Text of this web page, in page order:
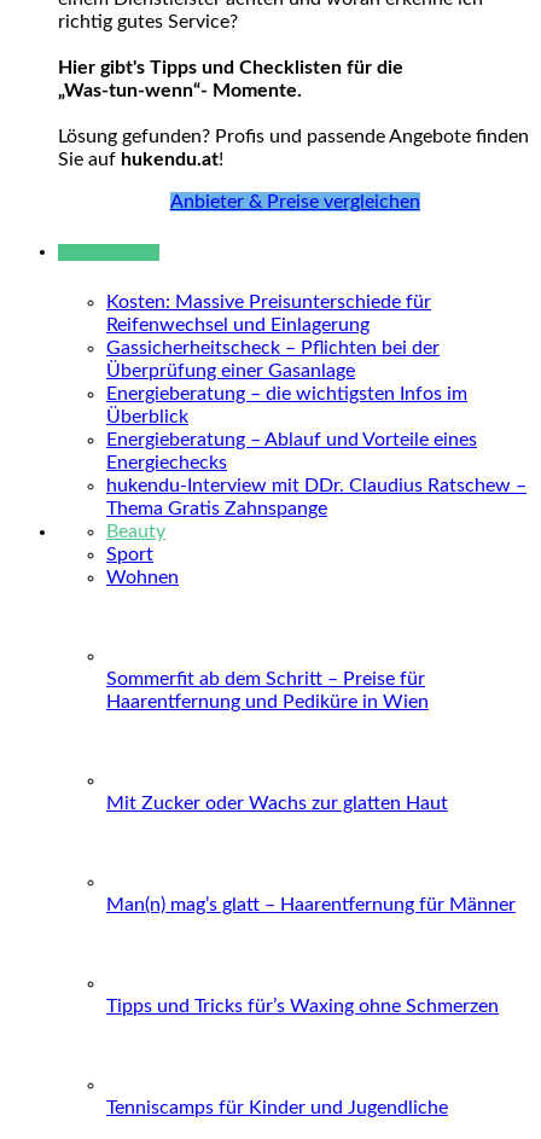
richtig gutes Service?
Hier gibt's Tipps und Checklisten für die
„Was-tun-wenn“- Momente.
Lösung gefunden? Profis und passende Angebote finden
Sie auf hukendu.at!
Anbieter & Preise vergleichen
Kosten: Massive Preisunterschiede für
Reifenwechsel und Einlagerung
Gassicherheitscheck – Pflichten bei der
Überprüfung einer Gasanlage
Energieberatung – die wichtigsten Infos im
Überblick
Energieberatung – Ablauf und Vorteile eines
Energiechecks
hukendu-Interview mit DDr. Claudius Ratschew –
Thema Gratis Zahnspange
Beauty
Sport
Wohnen
Sommerfit ab dem Schritt – Preise für
Haarentfernung und Pediküre in Wien
Mit Zucker oder Wachs zur glatten Haut
Man(n) mag’s glatt – Haarentfernung für Männer
Tipps und Tricks für’s Waxing ohne Schmerzen
Tenniscamps für Kinder und Jugendliche